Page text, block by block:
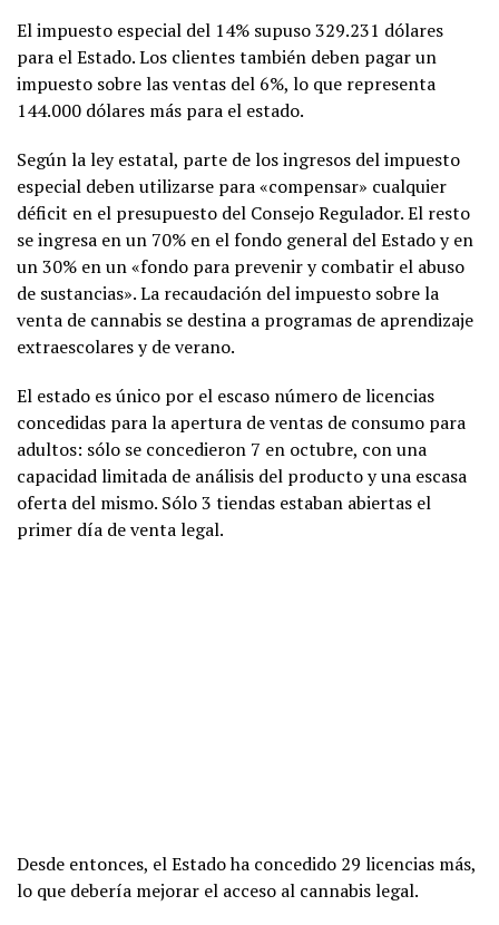
El impuesto especial del 14% supuso 329.231 dólares
para el Estado. Los clientes también deben pagar un
impuesto sobre las ventas del 6%, lo que representa
144.000 dólares más para el estado.
Según la ley estatal, parte de los ingresos del impuesto
especial deben utilizarse para «compensar» cualquier
déficit en el presupuesto del Consejo Regulador. El resto
se ingresa en un 70% en el fondo general del Estado y en
un 30% en un «fondo para prevenir y combatir el abuso
de sustancias». La recaudación del impuesto sobre la
venta de cannabis se destina a programas de aprendizaje
extraescolares y de verano.
El estado es único por el escaso número de licencias
concedidas para la apertura de ventas de consumo para
adultos: sólo se concedieron 7 en octubre, con una
capacidad limitada de análisis del producto y una escasa
oferta del mismo. Sólo 3 tiendas estaban abiertas el
primer día de venta legal.
Desde entonces, el Estado ha concedido 29 licencias más,
lo que debería mejorar el acceso al cannabis legal.